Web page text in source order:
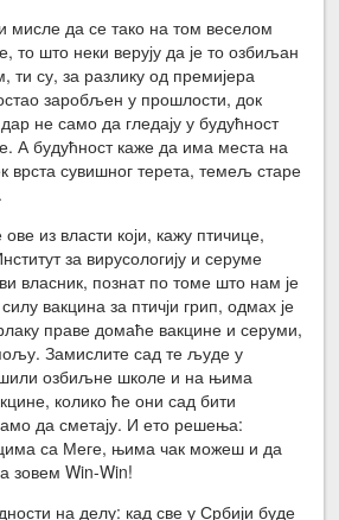
мисле да се тако на том веселом
то што неки верују да је то озбиљан
ти су, за разлику од премијера
заробљен у прошлости, док
не само да гледају у будућност
А будућност каже да има места на
врста сувишног терета, темељ старе
ове из власти који, кажу птичице,
за вирусологију и серуме
власник, познат по томе што нам је
вакцина за птичји грип, одмах је
праве домаће вакцине и серуми,
Замислите сад те људе у
озбиљне школе и на њима
колико ће они сад бити
да сметају. И ето решења:
са Меге, њима чак можеш и да
зовем Win-Win!
на делу: кад све у Србији буде